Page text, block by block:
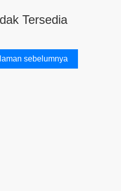
Tersedia
sebelumnya